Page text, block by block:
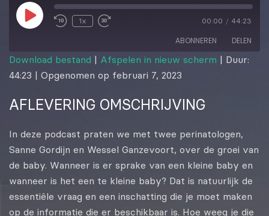
1x 00:00 / 44:23
ABONNEREN DELEN
DELEN
LINK
Download bestand | Afspelen in nieuw scherm | Duur:
44:23 | Opgenomen op februari 7, 2023
AFLEVERING OMSCHRIJVING
In deze podcast praten we met twee perinatologen,
Sanne Gordijn en Wessel Ganzevoort, over de groei van
de baby. Wanneer is er sprake van een kleine baby en
wanneer is het een te kleine baby? Dat is natuurlijk de
essentiële vraag en een inschatting die je moet maken
op de informatie die er beschikbaar is. Hoe weeg je die